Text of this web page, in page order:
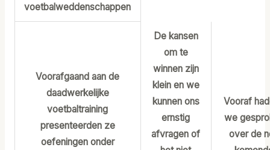
voetbalweddenschappen
Voorafgaand aan de
daadwerkelijke
voetbaltraining
presenteerden ze
oefeningen onder
De kansen
om te
winnen zijn
klein en we
kunnen ons
ernstig
afvragen of
Vooraf
we
over de